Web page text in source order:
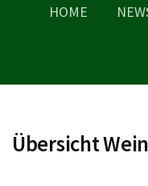
HOME
Übersicht Wein